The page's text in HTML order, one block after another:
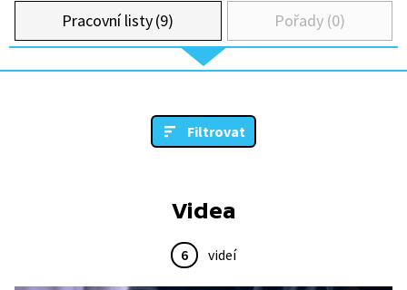
Pracovní listy (9) Pořady (0)
Filtrovat
Videa
6 videí